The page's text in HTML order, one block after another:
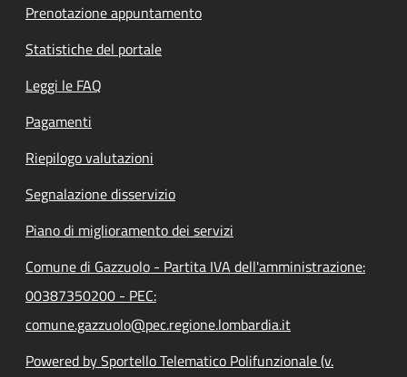
Prenotazione appuntamento
Statistiche del portale
Leggi le FAQ
Pagamenti
Riepilogo valutazioni
Segnalazione disservizio
Piano di miglioramento dei servizi
Comune di Gazzuolo - Partita IVA dell'amministrazione:
00387350200 - PEC:
comune.gazzuolo@pec.regione.lombardia.it
Powered by Sportello Telematico Polifunzionale (v.